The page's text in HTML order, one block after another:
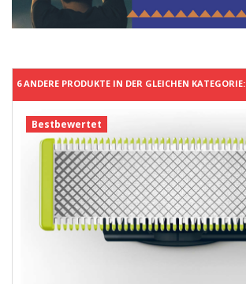
6 ANDERE PRODUKTE IN DER GLEICHEN KATEGORIE:
Bestbewertet